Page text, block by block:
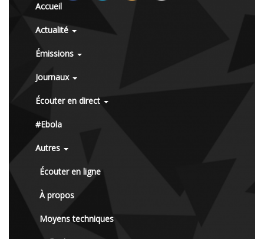
Accueil
Actualité
Émissions
Journaux
Écouter en direct
#Ebola
Autres
Écouter en ligne
À propos
Moyens techniques